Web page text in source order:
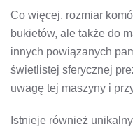
Co więcej, rozmiar
bukietów, ale także do
innych powiązanych
świetlistej sferycznej
uwagę tej maszyny i
Istnieje również